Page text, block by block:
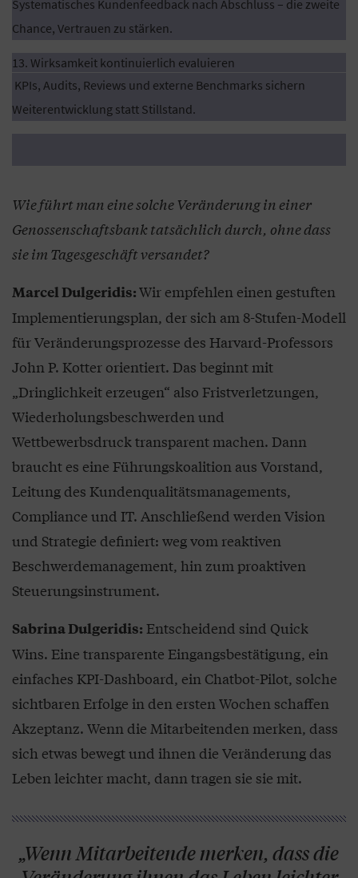
Systematisches Kundenfeedback nach Abschluss – die zweite
Chance, Vertrauen zu stärken.
13. Wirksamkeit kontinuierlich evaluieren
KPIs, Audits, Reviews und externe Benchmarks sichern
Weiterentwicklung statt Stillstand.
Wie führt man eine solche Veränderung in einer
Genossenschaftsbank tatsächlich durch, ohne dass
sie im Tagesgeschäft versandet?
Marcel Dulgeridis:Wir empfehlen einen gestuften
Implementierungsplan, der sich am 8-Stufen-Modell
für Veränderungsprozesse des Harvard-Professors
John P. Kotter orientiert. Das beginnt mit
„Dringlichkeit erzeugen“ also Fristverletzungen,
Wiederholungsbeschwerden und
Wettbewerbsdruck transparent machen. Dann
braucht es eine Führungskoalition aus Vorstand,
Leitung des Kundenqualitätsmanagements,
Compliance und IT. Anschließend werden Vision
und Strategie definiert: weg vom reaktiven
Beschwerdemanagement, hin zum proaktiven
Steuerungsinstrument.
Sabrina Dulgeridis: Entscheidend sind Quick
Wins. Eine transparente Eingangsbestätigung, ein
einfaches KPI-Dashboard, ein Chatbot-Pilot, solche
sichtbaren Erfolge in den ersten Wochen schaffen
Akzeptanz. Wenn die Mitarbeitenden merken, dass
sich etwas bewegt und ihnen die Veränderung das
Leben leichter macht, dann tragen sie sie mit.
„Wenn Mitarbeitende merken, dass die